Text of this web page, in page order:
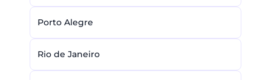
Porto Alegre
Rio de Janeiro